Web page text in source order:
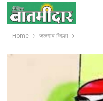
Home जळगाव जिल्हा